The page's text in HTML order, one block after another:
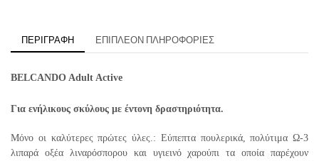
ΠΕΡΙΓΡΑΦΉ ΕΠΙΠΛΈΟΝ ΠΛΗΡΟΦΟΡΊΕΣ
BELCANDO Adult Active
Για ενήλικους σκύλους με έντονη δραστηριότητα.
Μόνο οι καλύτερες πρώτες ύλες.: Εύπεπτα πουλερικά, πολύτιμα Ω-3
λιπαρά οξέα λιναρόσπορου και υγιεινόχαρούπι τα οποία παρέχουν